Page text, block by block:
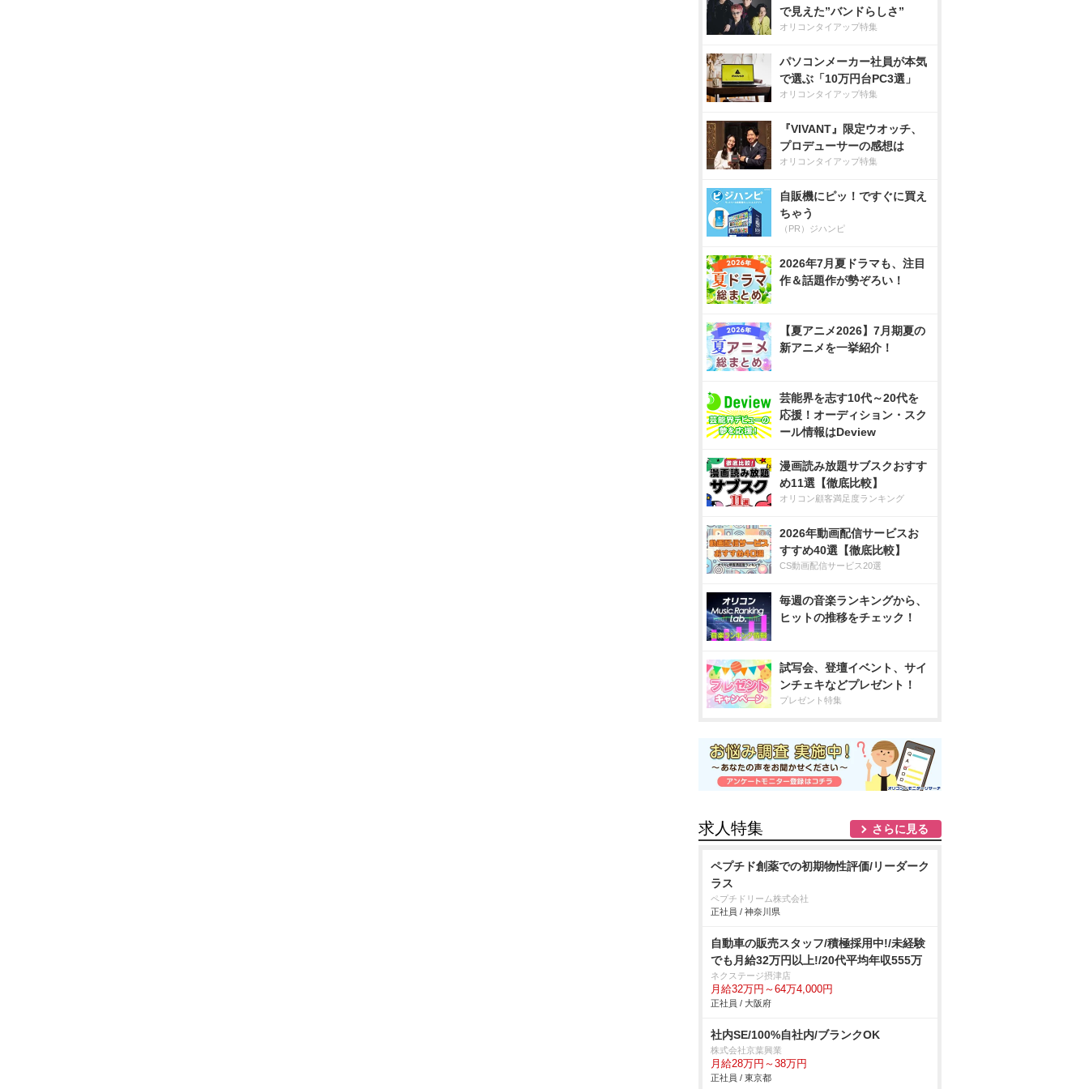
で見えた”バンドらしさ”
オリコンタイアップ特集
パソコンメーカー社員が本気
で選ぶ「10万円台PC3選」
オリコンタイアップ特集
『VIVANT』限定ウオッチ、
プロデューサーの感想は
オリコンタイアップ特集
自販機にピッ！ですぐに買え
ちゃう
（PR）ジハンピ
2026年7月夏ドラマも、注目
作＆話題作が勢ぞろい！
【夏アニメ2026】7月期夏の
新アニメを一挙紹介！
芸能界を志す10代～20代を
応援！オーディション・スク
ール情報はDeview
漫画読み放題サブスクおすす
め11選【徹底比較】
オリコン顧客満足度ランキング
2026年動画配信サービスお
すすめ40選【徹底比較】
CS動画配信サービス20選
毎週の音楽ランキングから、
ヒットの推移をチェック！
試写会、登壇イベント、サイ
ンチェキなどプレゼント！
プレゼント特集
求人特集 さらに見る
ペプチド創薬での初期物性評価/リーダーク
ラス
ペプチドリーム株式会社
正社員 / 神奈川県
自動車の販売スタッフ/積極採用中!/未経験
でも月給32万円以上!/20代平均年収555万
ネクステージ摂津店
月給32万円～64万4,000円
正社員 / 大阪府
社内SE/100%自社内/ブランクOK
株式会社京葉興業
月給28万円～38万円
正社員 / 東京都